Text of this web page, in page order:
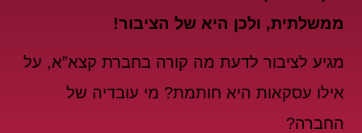
ממשלתית, ולכן היא של הציבור!
מגיע לציבור לדעת מה קורה בחברת קצא”א, על
אילו עסקאות היא חותמת? מי עובדיה של
החברה?